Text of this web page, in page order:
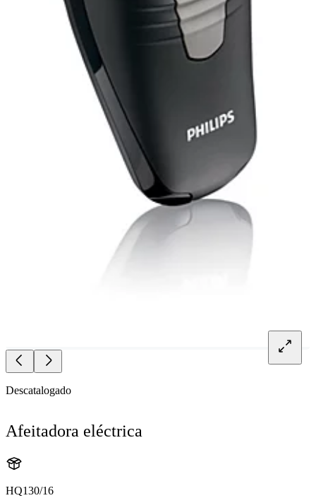
Descatalogado
Afeitadora eléctrica
HQ130/16